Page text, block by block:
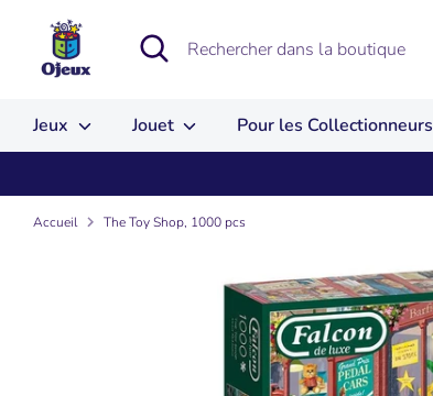
contenu
Recherche
Rechercher
dans
boutique
Jeux Jouet Pour les Collectionneurs
Accueil The Toy Shop, 1000 pcs